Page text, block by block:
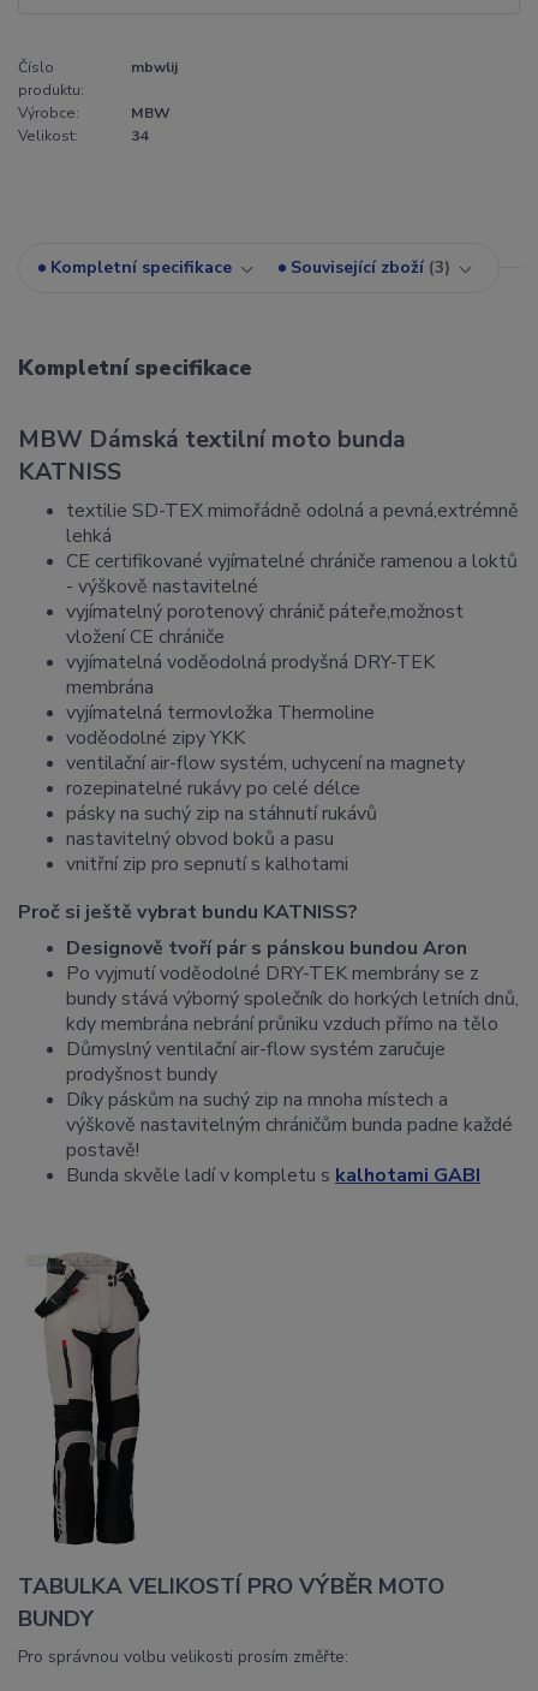
Číslo
produktu:
mbwlij
Výrobce:
MBW
Velikost:
34
Kompletní specifikace Související zboží 3
Kompletní specifikace
MBW Dámská textilní moto bunda
KATNISS
textilie SD-TEX mimořádně odolná a pevná,extrémně
lehká
CE certifikované vyjímatelné chrániče ramenou a loktů
- výškově nastavitelné
vyjímatelný porotenový chránič páteře,možnost
vložení CE chrániče
vyjímatelná voděodolná prodyšná DRY-TEK
membrána
vyjímatelná termovložka Thermoline
voděodolné zipy YKK
ventilační air-flow systém, uchycení na magnety
rozepinatelné rukávy po celé délce
pásky na suchý zip na stáhnutí rukávů
nastavitelný obvod boků a pasu
vnitřní zip pro sepnutí s kalhotami
Proč si ještě vybrat bundu KATNISS?
Designově tvoří pár s pánskou bundou Aron
Po vyjmutí voděodolné DRY-TEK membrány se z
bundy stává výborný společník do horkých letních dnů,
kdy membrána nebrání průniku vzduch přímo na tělo
Důmyslný ventilační air-flow systém zaručuje
prodyšnost bundy
Díky páskům na suchý zip na mnoha místech a
výškově nastavitelným chráničům bunda padne každé
postavě!
Bunda skvěle ladí v kompletu s kalhotami GABI
TABULKA VELIKOSTÍ PRO VÝBĚR MOTO
BUNDY
Pro správnou volbu velikosti prosím změřte: